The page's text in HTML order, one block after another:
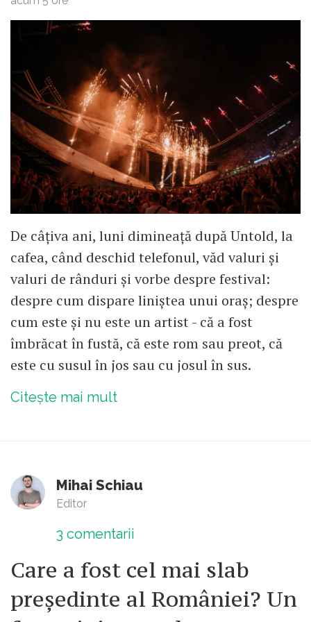
Observ
De câțiva ani, luni dimineață după Untold, la
cafea, când deschid telefonul, văd valuri și
valuri de rânduri și vorbe despre festival:
despre cum dispare liniștea unui oraș; despre
cum este și nu este un artist - că a fost
îmbrăcat în fustă, că este rom sau preot, că
este cu susul în jos sau cu josul în sus.
Citește mai mult
Mihai Schiau
Editor
3 comentarii
Care a fost cel mai slab
președinte al României? Un